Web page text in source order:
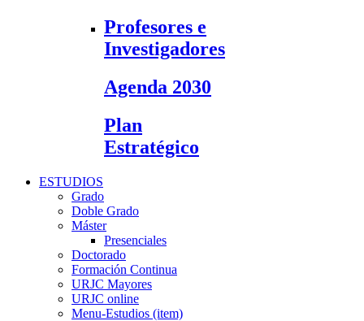
Profesores e
Investigadores
Agenda 2030
Plan
Estratégico
ESTUDIOS
Grado
Doble Grado
Máster
Presenciales
Doctorado
Formación Continua
URJC Mayores
URJC online
Menu-Estudios (item)